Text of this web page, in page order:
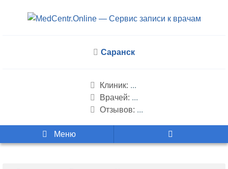
Саранск
Клиник: ...
Врачей: ...
Отзывов: ...
Меню